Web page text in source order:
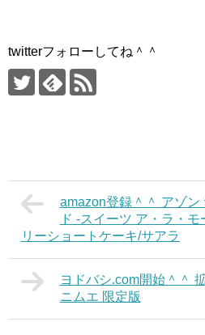
twitterフォローしてね＾＾
amazon登録＾＾ アゾン
ド -スイーツ ア・ラ・
リーショートケーキ/サアラ
ヨドバシ.com開始＾＾
ニムエ 限定版